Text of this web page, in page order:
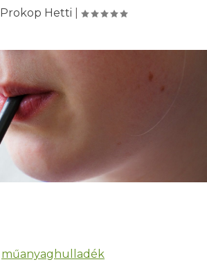
Prokop Hetti
műanyaghulladék